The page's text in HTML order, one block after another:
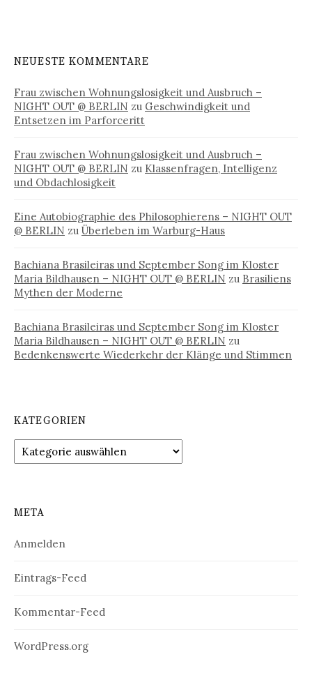
NEUESTE KOMMENTARE
Frau zwischen Wohnungslosigkeit und Ausbruch –
NIGHT OUT @ BERLIN zu Geschwindigkeit und
Entsetzen im Parforceritt
Frau zwischen Wohnungslosigkeit und Ausbruch –
NIGHT OUT @ BERLIN zu Klassenfragen, Intelligenz
und Obdachlosigkeit
Eine Autobiographie des Philosophierens – NIGHT OUT
@ BERLIN zu Überleben im Warburg-Haus
Bachiana Brasileiras und September Song im Kloster
Maria Bildhausen – NIGHT OUT @ BERLIN zu Brasiliens
Mythen der Moderne
Bachiana Brasileiras und September Song im Kloster
Maria Bildhausen – NIGHT OUT @ BERLIN zu
Bedenkenswerte Wiederkehr der Klänge und Stimmen
KATEGORIEN
Kategorien
META
Anmelden
Eintrags-Feed
Kommentar-Feed
WordPress.org